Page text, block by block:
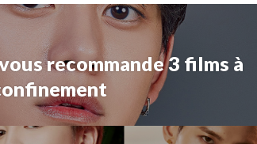
recommande 3 films à